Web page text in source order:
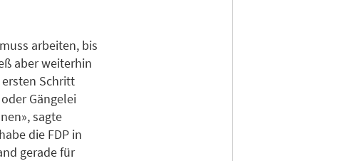
arbeiten, bis
aber weiterhin
Schritt
Gängelei
sagte
die FDP in
gerade für